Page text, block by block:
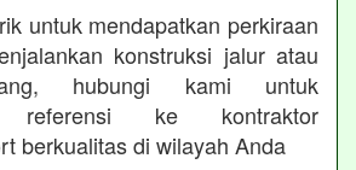
untuk mendapatkan perkiraan
konstruksi jalur atau
hubungi kami untuk
referensi ke kontraktor
berkualitas di wilayah Anda